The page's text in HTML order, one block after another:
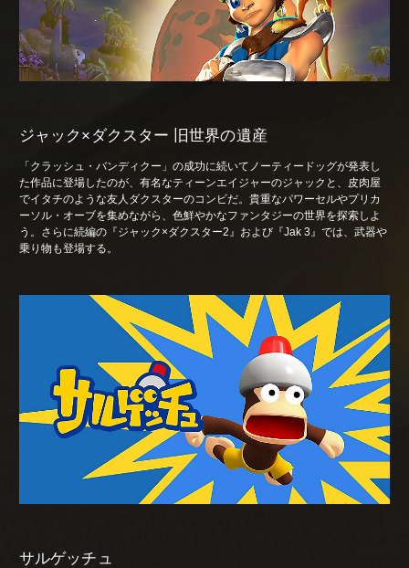
ジャック×ダクスター 旧世界の遺産
「クラッシュ・バンディクー」の成功に続いてノーティードッグが発表し
た作品に登場したのが、有名なティーンエイジャーのジャックと、皮肉屋
でイタチのような友人ダクスターのコンビだ。貴重なパワーセルやプリカ
ーソル・オーブを集めながら、色鮮やかなファンタジーの世界を探索しよ
う。さらに続編の『ジャック×ダクスター2』および『Jak 3』では、武器や
乗り物も登場する。
サルゲッチュ